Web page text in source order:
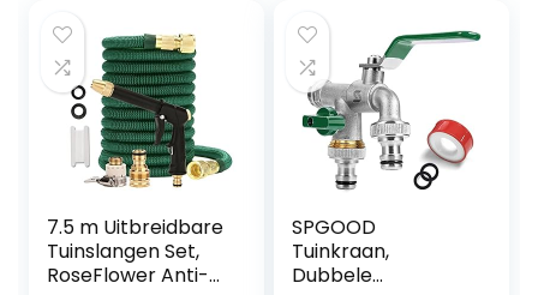
7.5 m Uitbreidbare
Tuinslangen Set,
RoseFlower Anti-
SPGOOD
Tuinkraan,
Dubbele